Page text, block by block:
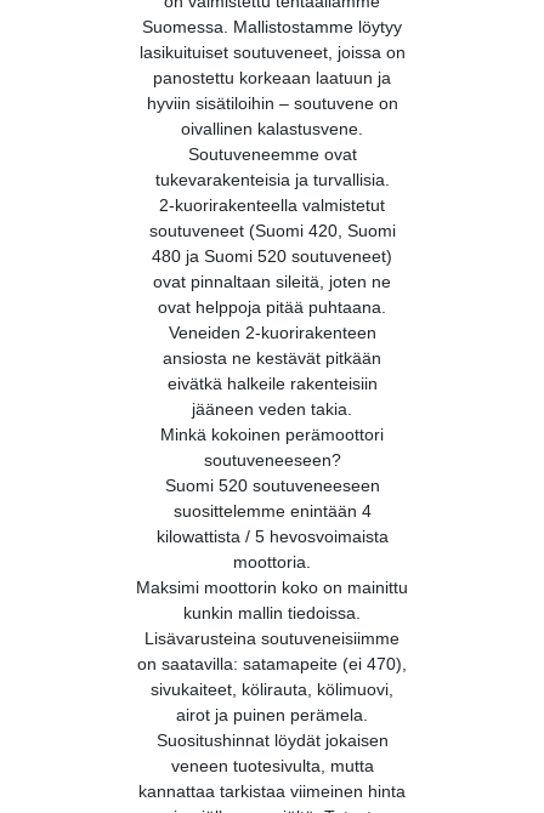
Suomessa. Mallistostamme löytyy
lasikuituiset soutuveneet, joissa on
panostettu korkeaan laatuun ja
hyviin sisätiloihin – soutuvene on
oivallinen kalastusvene.
Soutuveneemme ovat
tukevarakenteisia ja turvallisia.
2-kuorirakenteella valmistetut
soutuveneet (Suomi 420, Suomi
480 ja Suomi 520 soutuveneet)
ovat pinnaltaan sileitä, joten ne
ovat helppoja pitää puhtaana.
Veneiden 2-kuorirakenteen
ansiosta ne kestävät pitkään
eivätkä halkeile rakenteisiin
jääneen veden takia.
Minkä kokoinen perämoottori
soutuveneeseen?
Suomi 520 soutuveneeseen
suosittelemme enintään 4
kilowattista / 5 hevosvoimaista
moottoria.
Maksimi moottorin koko on mainittu
kunkin mallin tiedoissa.
Lisävarusteina soutuveneisiimme
on saatavilla: satamapeite (ei 470),
sivukaiteet, kölirauta, kölimuovi,
airot ja puinen perämela.
Suositushinnat löydät jokaisen
veneen tuotesivulta, mutta
kannattaa tarkistaa viimeinen hinta